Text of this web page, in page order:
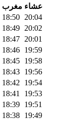
مغرب عشاء
18:50 20:04
18:49 20:02
18:47 20:01
18:46 19:59
18:45 19:58
18:43 19:56
18:42
19:54
18:41
19:53
18:39 19:51
18:38 19:49